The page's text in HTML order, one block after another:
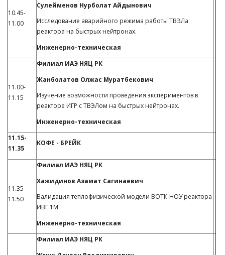
10.45-
11.00
Сулейменов Нурболат Айдынович
Исследование аварийного режима работы ТВЭЛа
реактора на быстрых нейтронах.
Инженерно-техническая
11.00-
11.15
Филиал ИАЭ НЯЦ РК
Жанболатов Олжас Муратбекович
Изучение возможности проведения экспериментов в
реакторе ИГР с ТВЭЛом на быстрых нейтронах.
Инженерно-техническая
11.15-
11.35
КОФЕ - БРЕЙК
11.35-
11.50
Филиал ИАЭ НЯЦ РК
Хажидинов Азамат Сагинаевич
Валидация теплофизической модели ВОТК-НОУ реактора
ИВГ.1М.
Инженерно-техническая
Филиал ИАЭ НЯЦ РК